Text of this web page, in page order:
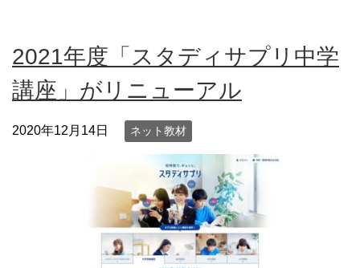
2021年度「スタディサプリ中学
講座」がリニューアル
2020年12月14日 ネット教材